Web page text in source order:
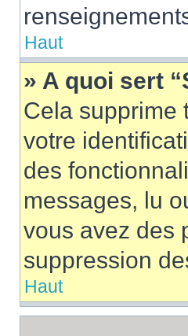
Haut
» A quoi sert
Cela supprime
votre
des
messages, lu
vous avez des
suppression
Haut